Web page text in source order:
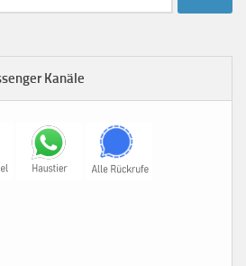
Kanäle